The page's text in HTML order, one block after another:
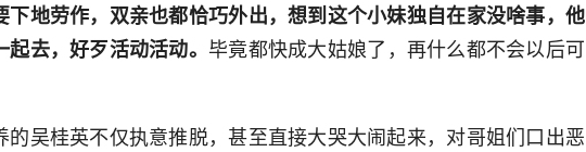
下地劳作，双亲也都恰巧外出，想到这个小妹独自在家没啥事，他
去，好歹活动活动。 毕竟都快成大姑娘了，再什么都不会以后可
的吴桂英不仅执意推脱，甚至直接大哭大闹起来，对哥姐们口出恶